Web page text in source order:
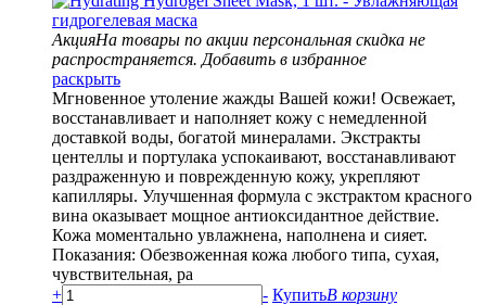
АкцияНа товары по акции персональная скидка не
распространяется. Добавить в избранное
раскрыть
Мгновенное утоление жажды Вашей кожи! Освежает,
восстанавливает и наполняет кожу с немедленной
доставкой воды, богатой минералами. Экстракты
центеллы и портулака успокаивают, восстанавливают
раздраженную и поврежденную кожу, укрепляют
капилляры. Улучшенная формула с экстрактом красного
вина оказывает мощное антиоксидантное действие.
Кожа моментально увлажнена, наполнена и сияет.
Показания: Обезвоженная кожа любого типа, сухая,
чувствительная, ра
+
- КупитьВ корзину